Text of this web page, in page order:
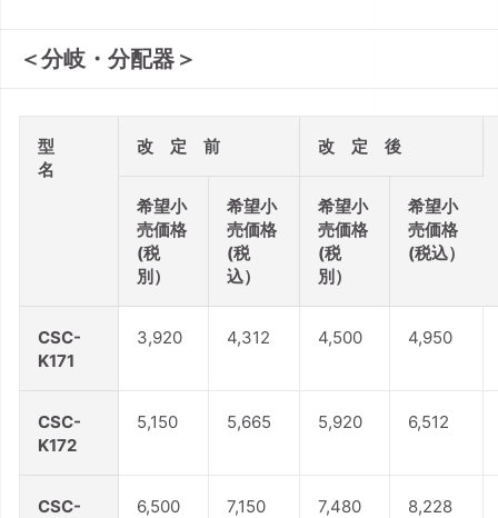
＜分岐・分配器＞
型
名
改 定 前 改 定 後
希望小
売価格
(税
別）
希望小
売価格
(税
込）
希望小
売価格
(税
別）
希望小
売価格
(税込）
CSC-
K171
3,920 4,312 4,500 4,950
CSC-
K172
5,150 5,665 5,920 6,512
CSC-
6,500 7,150 7,480 8,228